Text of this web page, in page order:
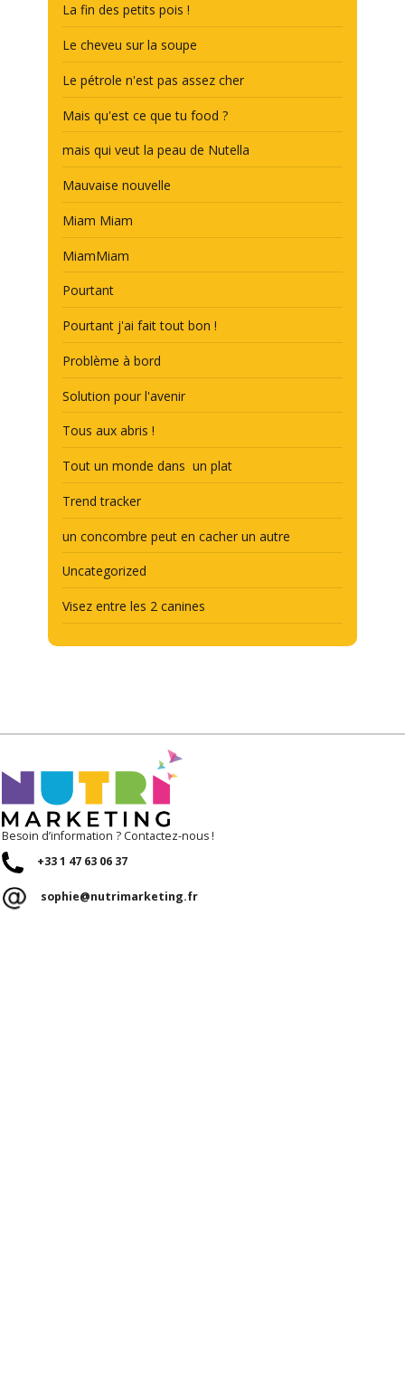
La fin des petits pois !
Le cheveu sur la soupe
Le pétrole n'est pas assez cher
Mais qu'est ce que tu food ?
mais qui veut la peau de Nutella
Mauvaise nouvelle
Miam Miam
MiamMiam
Pourtant
Pourtant j'ai fait tout bon !
Problème à bord
Solution pour l'avenir
Tous aux abris !
Tout un monde dans un plat
Trend tracker
un concombre peut en cacher un autre
Uncategorized
Visez entre les 2 canines
Besoin d’information ? Contactez-nous !
+33 1 47 63 06 37
sophie@nutrimarketing.fr